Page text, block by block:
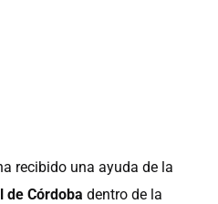
recibido una ayuda de la
de Córdoba dentro de la